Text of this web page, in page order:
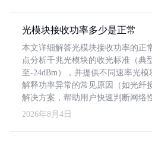
光模块接收功率多少是正常
本文详细解答光模块接收功率的正
点分析千兆光模块的收光标准（典
至-24dBm），并提供不同速率光
解释功率异常的常见原因（如光纤
解决方案，帮助用户快速判断网络
2026年8月4日